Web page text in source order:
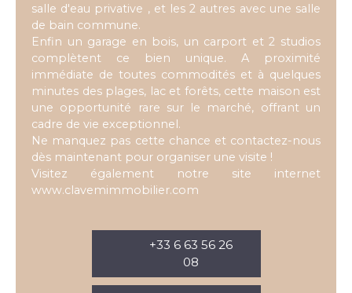
salle d'eau privative , et les 2 autres avec une salle
de bain commune.
Enfin un garage en bois, un carport et 2 studios
complètent ce bien unique. A proximité
immédiate de toutes commodités et à quelques
minutes des plages, lac et forêts, cette maison est
une opportunité rare sur le marché, offrant un
cadre de vie exceptionnel.
Ne manquez pas cette chance et contactez-nous
dès maintenant pour organiser une visite !
Visitez également notre site internet
www.clavemimmobilier.com
+33 6 63 56 26
08